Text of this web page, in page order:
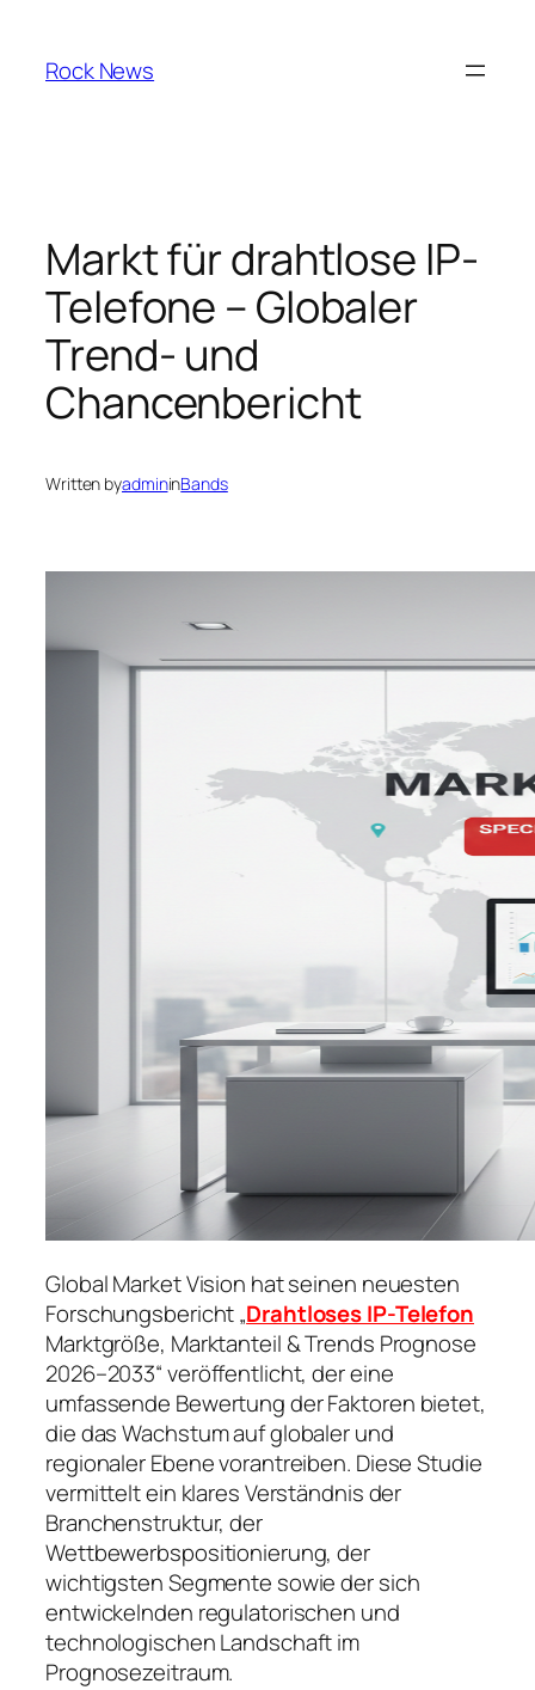
content
Rock News
Markt für drahtlose IP-
Telefone – Globaler
Trend- und
Chancenbericht
Written byadmininBands
Global Market Vision hat seinen neuesten
Forschungsbericht „Drahtloses IP-Telefon
Marktgröße, Marktanteil & Trends Prognose
2026–2033“ veröffentlicht, der eine
umfassende Bewertung der Faktoren bietet,
die das Wachstum auf globaler und
regionaler Ebene vorantreiben. Diese Studie
vermittelt ein klares Verständnis der
Branchenstruktur, der
Wettbewerbspositionierung, der
wichtigsten Segmente sowie der sich
entwickelnden regulatorischen und
technologischen Landschaft im
Prognosezeitraum.